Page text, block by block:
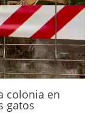
colonia en
gatos